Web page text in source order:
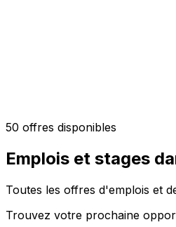
50 offres disponibles
Emplois et stages
Toutes les offres d'emplois et
Trouvez votre prochaine